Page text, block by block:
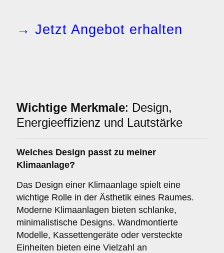
→ Jetzt Angebot erhalten
Wichtige Merkmale: Design,
Energieeffizienz und Lautstärke
Welches Design passt zu meiner
Klimaanlage?
Das Design einer Klimaanlage spielt eine
wichtige Rolle in der Ästhetik eines Raumes.
Moderne Klimaanlagen bieten schlanke,
minimalistische Designs. Wandmontierte
Modelle, Kassettengeräte oder versteckte
Einheiten bieten eine Vielzahl an